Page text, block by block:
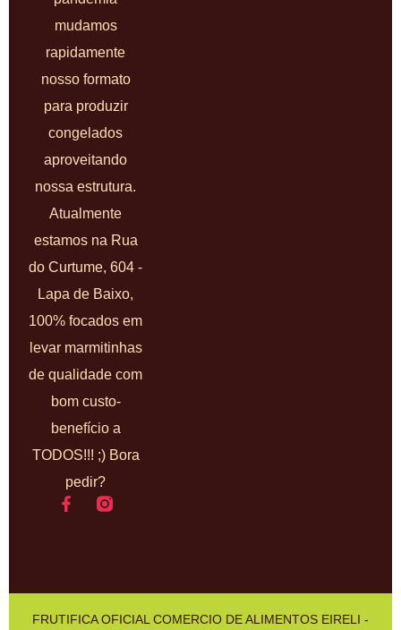
mudamos
rapidamente
nosso formato
para produzir
congelados
aproveitando
nossa estrutura.
Atualmente
estamos na Rua
do Curtume, 604 -
Lapa de Baixo,
100% focados em
levar marmitinhas
de qualidade com
bom custo-
benefício a
TODOS!!! ;) Bora
pedir?
FRUTIFICA OFICIAL COMERCIO DE ALIMENTOS EIRELI -